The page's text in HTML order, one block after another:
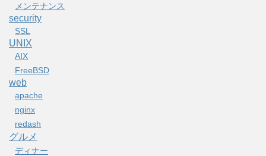
メンテナンス
security
SSL
UNIX
AIX
FreeBSD
web
apache
nginx
redash
グルメ
ディナー